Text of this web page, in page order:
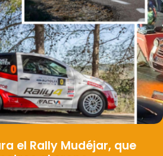
el Rally Mudéjar, que